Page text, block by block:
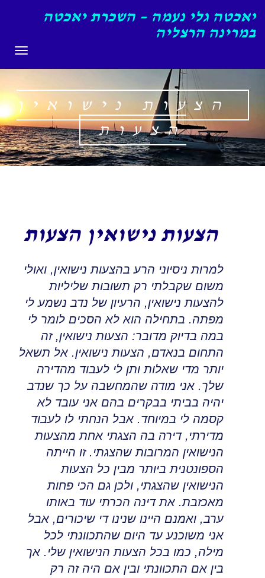
יאכטה גלי נעמה – השכרת יאכטה
במרינה הרצליה
הצעות נישואין
הצעות
הצעות נישואין הצעות
למרות ניסיוני הרע בהצעות נישואין, ואולי
משום שקבלתי רק תשובות שליליות
להצעות נישואין, הרעיון של נדב נשמע לי
מפתה. בתחילה הוא לא הסכים לומר לי
במה בדיוק מדובר: הצעות נישואין, זה
התחום בנאדם, הצעות נישואין. אל תשאל
יותר מדי שאלות ותן לי לעבוד מהדירה
שלך. אני מודה שהמחשבה על כך שנדב
יהיה בביתי בבקרים בהם אני עובד לא
קסמה לי במיוחד. אבל הנחתי לו לעבוד
מדירתי, דירה בה הצגתי אחת מהצעות
הנישואין המרובות שהצגתי. זו הייתה
הספונטנית ביותר מבין כל הצעות
הנישואין שהצגתי, ולכן גם הכי פחות
מאכזבת. את דינה הכרתי עוד באותו
ערב, ואמנם היינו שנינו די שיכורים, אבל
אני משוכנע עד היום שהתכוונתי לכל
מילה, כמו בכל הצעות הנישואין שלי. אך
בין אם התכוונתי ובין אם היה זה רק